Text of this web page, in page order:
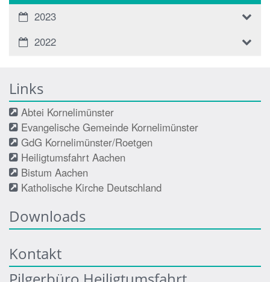
2023
2022
Links
Abtei Kornelimünster
Evangelische Gemeinde Kornelimünster
GdG Kornelimünster/Roetgen
Heiligtumsfahrt Aachen
Bistum Aachen
Katholische Kirche Deutschland
Downloads
Kontakt